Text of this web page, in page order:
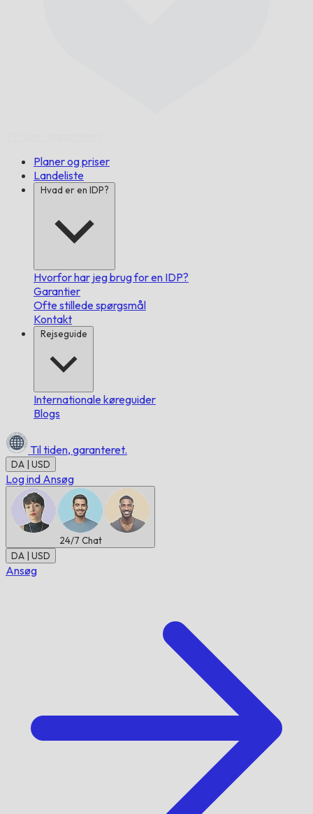
Planer og priser
Landeliste
Hvad er en IDP?
Hvorfor har jeg brug for en IDP?
Garantier
Ofte stillede spørgsmål
Kontakt
Rejseguide
Internationale køreguider
Blogs
Til tiden, garanteret.
DA | USD
Log ind Ansøg
24/7 Chat
DA | USD
Ansøg